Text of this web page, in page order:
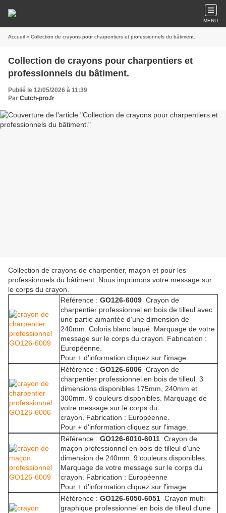
MENU
Accueil » Collection de crayons pour charpentiers et professionnels du bâtiment.
Collection de crayons pour charpentiers et
professionnels du bâtiment.
Publié le 12/05/2026 à 11:39
Par Cutch-pro.fr
Collection de crayons de charpentier, maçon et pour les
professionnels du bâtiment. Nous imprimons votre message sur
le corps du crayon.
Référence : GO126-6009 Crayon de
charpentier professionnel en bois de tilleul avec
une partie aimantée d'une dimension de
240mm. Coloris blanc laqué. Marquage de votre
message sur le corps du crayon. Fabrication :
Européenne.
Pour + d'information cliquez sur l'image.
Référence : GO126-6006 Crayon de
charpentier professionnel en bois de tilleul. 3
dimensions disponibles 175mm, 240mm et
300mm. 9 couleurs disponibles. Marquage de
votre message sur le corps du
crayon. Fabrication : Européenne.
Pour + d'information cliquez sur l'image.
Référence : GO126-6010-6011 Crayon de
maçon professionnel en bois de tilleul d'une
dimension de 240mm. 9 couleurs disponibles.
Marquage de votre message sur le corps du
crayon. Fabrication : Européenne
Pour + d'information cliquez sur l'image.
Référence : GO126-6050-6051 Crayon multi
graphique professionnel en bois de tilleul d'une